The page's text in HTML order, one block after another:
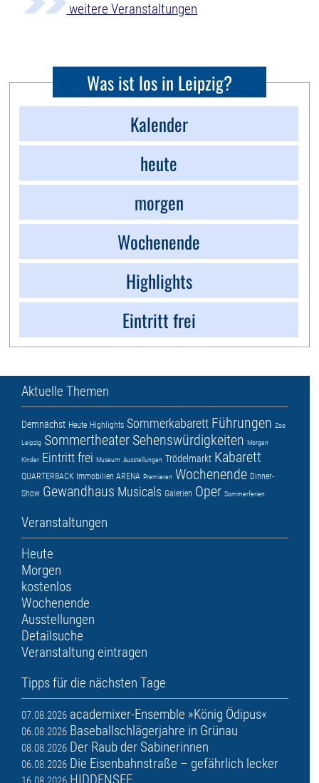
weitere Veranstaltungen
Was ist los in Leipzig?
Kalender
heute
morgen
Wochenende
Highlights
Eintritt frei
Aktuelle Themen
Demnächst Heute Highlights Sommerkabarett Führungen Zoo
Leipzig Sommertheater Sehenswürdigkeiten Morgen
Kinder Eintritt frei Museum Ausstellungen Trödelmarkt Kabarett
QUARTERBACK Immobilien ARENA Premieren Wochenende Dinner-
Show Gewandhaus Musicals Galerien Oper Sommerferien
Veranstaltungen
Heute
Morgen
kostenlos
Wochenende
Ausstellungen
Detailsuche
Veranstaltung eintragen
Tipps für die nächsten Tage
07.08.2026 academixer-Ensemble »König Ödipus«
06.08.2026 Baseballschlägerjahre in Grünau
08.08.2026 Der Raub der Sabinerinnen
06.08.2026 Die Eisenbahnstraße – gefährlich lecker